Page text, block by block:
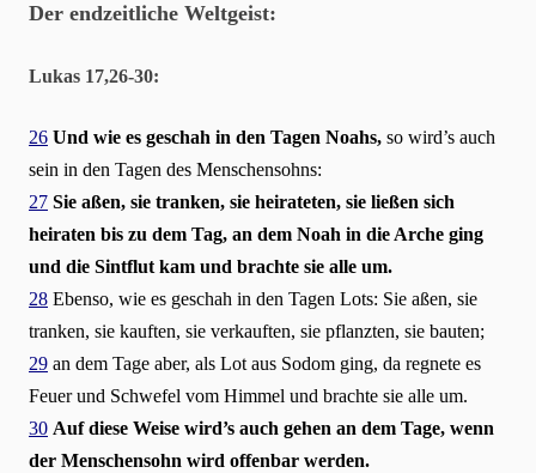
Der endzeitliche Weltgeist:
Lukas 17,26-30:
26 Und wie es geschah in den Tagen Noahs, so wird’s auch
sein in den Tagen des Menschensohns:
27 Sie aßen, sie tranken, sie heirateten, sie ließen sich
heiraten bis zu dem Tag, an dem Noah in die Arche ging
und die Sintflut kam und brachte sie alle um.
28 Ebenso, wie es geschah in den Tagen Lots: Sie aßen, sie
tranken, sie kauften, sie verkauften, sie pflanzten, sie bauten;
29 an dem Tage aber, als Lot aus Sodom ging, da regnete es
Feuer und Schwefel vom Himmel und brachte sie alle um.
30 Auf diese Weise wird’s auch gehen an dem Tage, wenn
der Menschensohn wird offenbar werden.